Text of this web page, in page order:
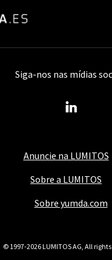
Anuncie na LUMITOS
Sobre a LUMITOS
Sobre yumda.com
Siga-nos nas mídias
© 1997-2026 LUMITOS AG, All